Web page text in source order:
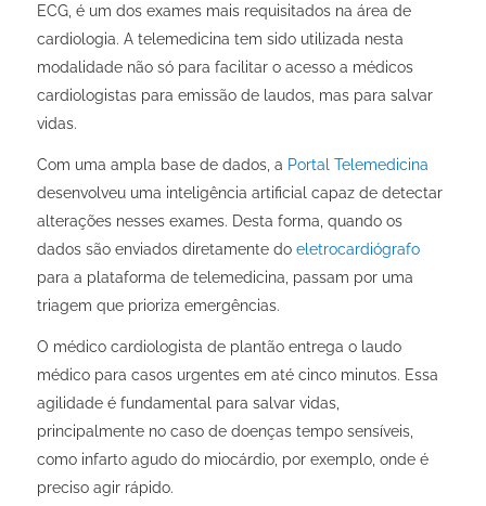
ECG, é um dos exames mais requisitados na área de
cardiologia. A telemedicina tem sido utilizada nesta
modalidade não só para facilitar o acesso a médicos
cardiologistas para emissão de laudos, mas para salvar
vidas.
Com uma ampla base de dados, a Portal Telemedicina
desenvolveu uma inteligência artificial capaz de detectar
alterações nesses exames. Desta forma, quando os
dados são enviados diretamente do eletrocardiógrafo
para a plataforma de telemedicina, passam por uma
triagem que prioriza emergências.
O médico cardiologista de plantão entrega o laudo
médico para casos urgentes em até cinco minutos. Essa
agilidade é fundamental para salvar vidas,
principalmente no caso de doenças tempo sensíveis,
como infarto agudo do miocárdio, por exemplo, onde é
preciso agir rápido.